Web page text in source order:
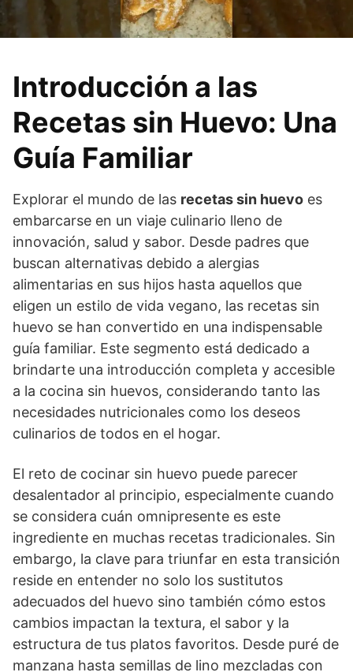
Introducción a las
Recetas sin Huevo: Una
Guía Familiar
Explorar el mundo de las recetas sin huevo es
embarcarse en un viaje culinario lleno de
innovación, salud y sabor. Desde padres que
buscan alternativas debido a alergias
alimentarias en sus hijos hasta aquellos que
eligen un estilo de vida vegano, las recetas sin
huevo se han convertido en una indispensable
guía familiar. Este segmento está dedicado a
brindarte una introducción completa y accesible
a la cocina sin huevos, considerando tanto las
necesidades nutricionales como los deseos
culinarios de todos en el hogar.
El reto de cocinar sin huevo puede parecer
desalentador al principio, especialmente cuando
se considera cuán omnipresente es este
ingrediente en muchas recetas tradicionales. Sin
embargo, la clave para triunfar en esta transición
reside en entender no solo los sustitutos
adecuados del huevo sino también cómo estos
cambios impactan la textura, el sabor y la
estructura de tus platos favoritos. Desde puré de
manzana hasta semillas de lino mezcladas con